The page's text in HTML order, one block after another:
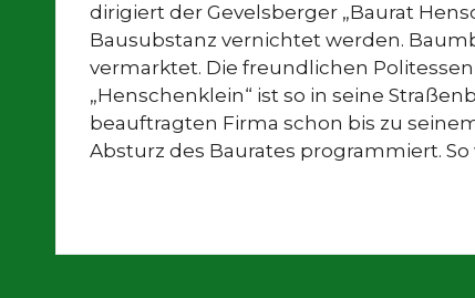
dirigiert der Gevelsberger „Baurat
Bausubstanz vernichtet werden.
vermarktet. Die freundlichen
„Henschenklein“ ist so in seine
beauftragten Firma schon bis zu
Absturz des Baurates programmiert.